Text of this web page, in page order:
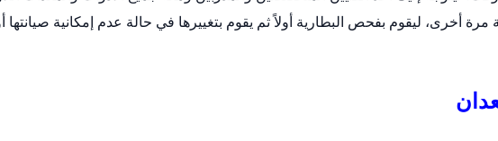
أخرى، ليقوم بفحص البطارية أولاً ثم يقوم بتغييرها في حالة عدم إمكانية صيانتها